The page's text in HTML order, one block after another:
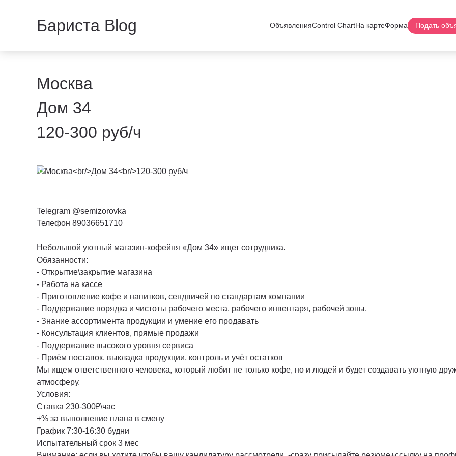
Бариста Blog ОбъявленияControl ChartНа картеФорма Подать
Москва
Дом 34
120-300 руб/ч
Telegram @semizorovka
Телефон 89036651710
Небольшой уютный магазин-кофейня «Дом 34» ищет сотрудника.
Обязанности:
- Открытие\закрытие магазина
- Работа на кассе
- Приготовление кофе и напитков, сендвичей по стандартам компании
- Поддержание порядка и чистоты рабочего места, рабочего инвентаря, рабочей зоны.
- Знание ассортимента продукции и умение его продавать
- Консультация клиентов, прямые продажи
- Поддержание высокого уровня сервиса
- Приём поставок, выкладка продукции, контроль и учёт остатков
Мы ищем ответственного человека, который любит не только кофе, но и людей и будет создавать уютную
атмосферу.
Условия:
Ставка 230-300₽\час
+% за выполнение плана в смену
График 7:30-16:30 будни
Испытательный срок 3 мес